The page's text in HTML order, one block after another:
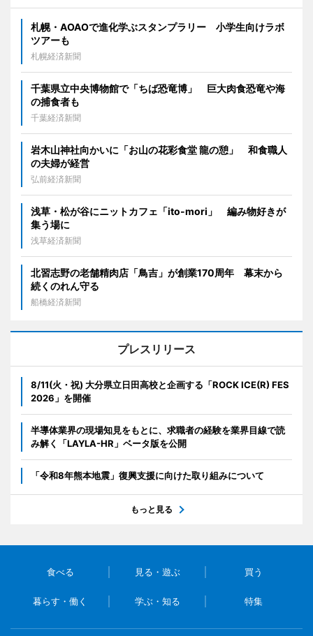
札幌・AOAOで進化学ぶスタンプラリー 小学生向けラボ
ツアーも
札幌経済新聞
千葉県立中央博物館で「ちば恐竜博」 巨大肉食恐竜や海
の捕食者も
千葉経済新聞
岩木山神社向かいに「お山の花彩食堂 龍の憩」 和食職人
の夫婦が経営
弘前経済新聞
浅草・松が谷にニットカフェ「ito-mori」 編み物好きが
集う場に
浅草経済新聞
北習志野の老舗精肉店「鳥吉」が創業170周年 幕末から
続くのれん守る
船橋経済新聞
プレスリリース
8/11(火・祝) 大分県立日田高校と企画する「ROCK ICE(R) FES
2026」を開催
半導体業界の現場知見をもとに、求職者の経験を業界目線で読
み解く「LAYLA-HR」ベータ版を公開
「令和8年熊本地震」復興支援に向けた取り組みについて
もっと見る
食べる 見る・遊ぶ 買う
暮らす・働く 学ぶ・知る 特集